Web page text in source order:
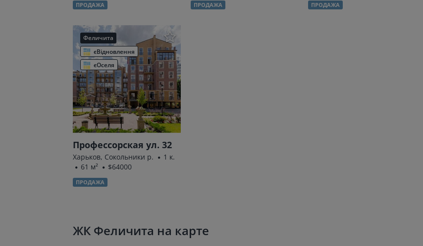
ПРОДАЖА ПРОДАЖА ПРОДАЖА
Феличита
єВідновлення
єОселя
Профессорская ул. 32
Харьков, Сокольники р.
1 к.
61 м²
$64000
ПРОДАЖА
ЖК Феличита на карте